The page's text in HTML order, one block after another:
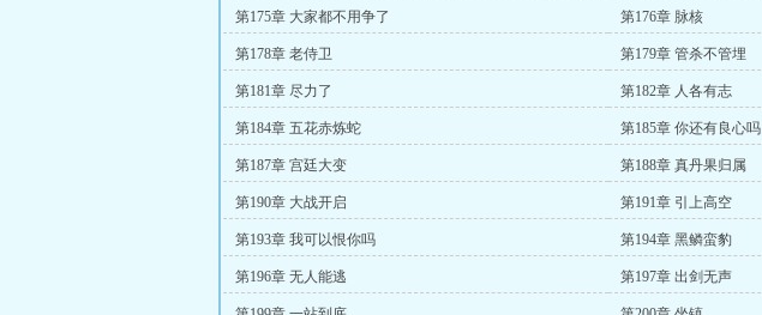
第175章 大家都不用争了 第176章 脉核
第178章 老侍卫 第179章 管杀不管埋
第181章 尽力了 第182章 人各有志
第184章 五花赤炼蛇 第185章 你还有良心吗
第187章 宫廷大变 第188章 真丹果归属
第190章 大战开启 第191章 引上高空
第193章 我可以恨你吗 第194章 黑鳞蛮豹
第196章 无人能逃 第197章 出剑无声